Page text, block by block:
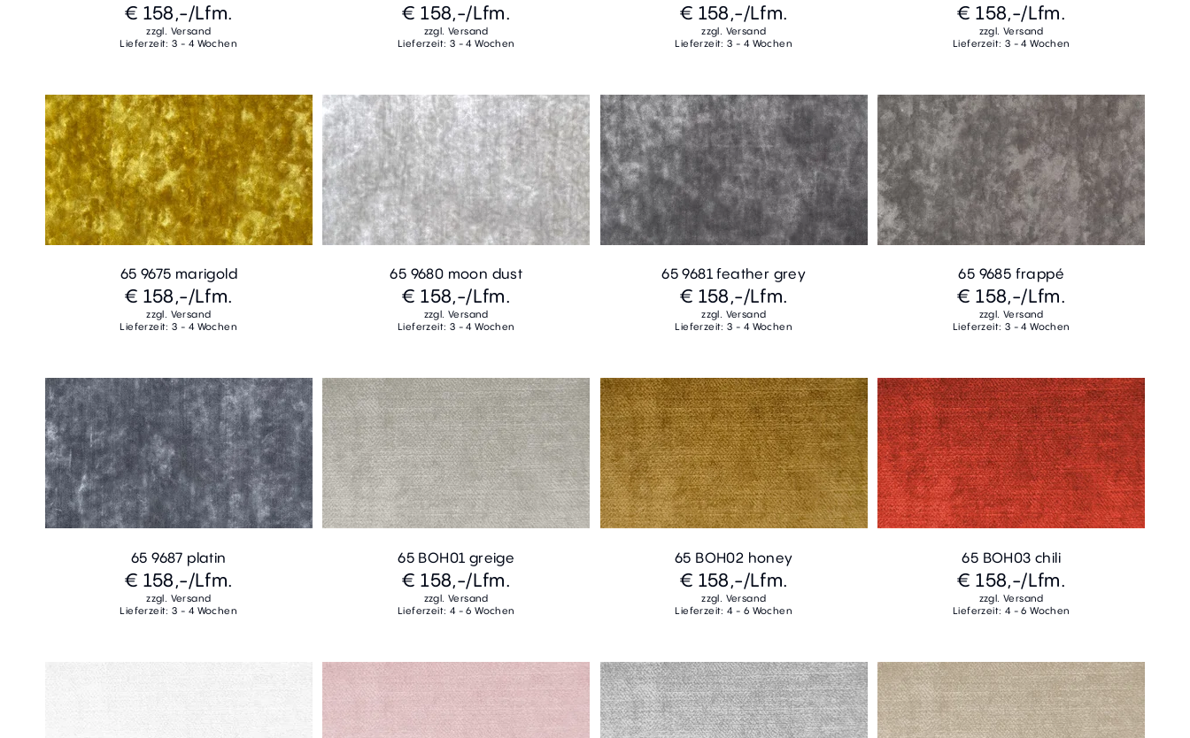
€ 158,-/Lfm.
zzgl. Versand
Lieferzeit: 3 - 4 Wochen
€ 158,-/Lfm.
zzgl. Versand
Lieferzeit: 3 - 4 Wochen
€ 158,-/Lfm.
zzgl. Versand
Lieferzeit: 3 - 4 Wochen
€ 158,-/Lfm.
zzgl. Versand
Lieferzeit: 3 - 4 Wochen
65 9675 marigold
€ 158,-/Lfm.
zzgl. Versand
Lieferzeit: 3 - 4 Wochen
65 9680 moon dust
€ 158,-/Lfm.
zzgl. Versand
Lieferzeit: 3 - 4 Wochen
65 9681 feather grey
€ 158,-/Lfm.
zzgl. Versand
Lieferzeit: 3 - 4 Wochen
65 9685 frappé
€ 158,-/Lfm.
zzgl. Versand
Lieferzeit: 3 - 4 Wochen
65 9687 platin
€ 158,-/Lfm.
zzgl. Versand
Lieferzeit: 3 - 4 Wochen
65 BOH01 greige
€ 158,-/Lfm.
zzgl. Versand
Lieferzeit: 4 - 6 Wochen
65 BOH02 honey
€ 158,-/Lfm.
zzgl. Versand
Lieferzeit: 4 - 6 Wochen
65 BOH03 chili
€ 158,-/Lfm.
zzgl. Versand
Lieferzeit: 4 - 6 Wochen